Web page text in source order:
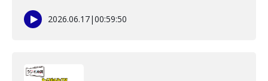
2026.06.17|00:59:50